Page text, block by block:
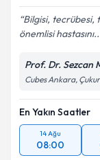
Kişisel
Metni
Bilgisi, tecrübesi,
önemlisi
Prof. Dr. Sezcan
Cubes Ankara,
En Yakın Saatler
14 Ağu
08:00